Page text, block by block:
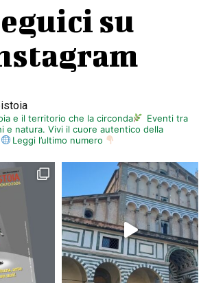
su
e il territorio che la circonda
Eventi tra
e natura. Vivi il cuore autentico della
Leggi l’ultimo numero